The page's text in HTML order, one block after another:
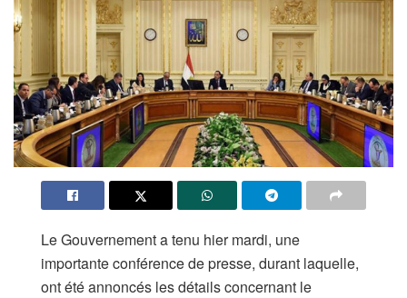
Le Gouvernement a tenu hier mardi, une
importante conférence de presse, durant laquelle,
ont été annoncés les détails concernant le